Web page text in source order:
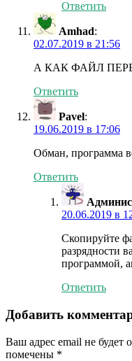
Ответить
Amhad:
02.07.2019 в 21:56
А КАК ФАЙЛ
Ответить
Pavel:
19.06.2019 в 17:06
Обман, программа
Ответить
20.06.2019 в
Скопируйте
разрядности
программой,
Ответить
Добавить
Ваш адрес email не будет
помечены *